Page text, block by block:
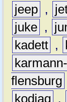
jeep ,
juke ,
kadett ,
flensburg
kodiaq
,